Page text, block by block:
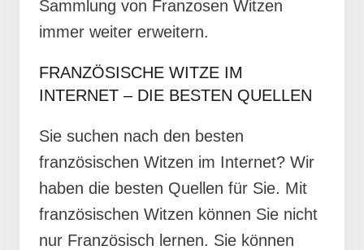
Sammlung von Franzosen Witzen
immer weiter erweitern.
FRANZÖSISCHE WITZE IM
INTERNET – DIE BESTEN QUELLEN
Sie suchen nach den besten
französischen Witzen im Internet? Wir
haben die besten Quellen für Sie. Mit
französischen Witzen können Sie nicht
nur Französisch lernen. Sie können